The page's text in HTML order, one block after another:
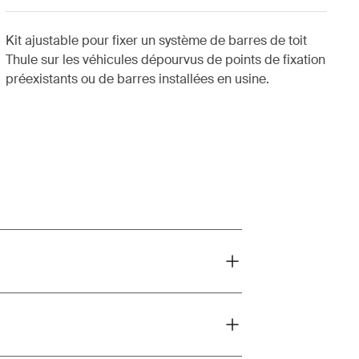
Kit ajustable pour fixer un système de barres de toit
Thule sur les véhicules dépourvus de points de fixation
préexistants ou de barres installées en usine.